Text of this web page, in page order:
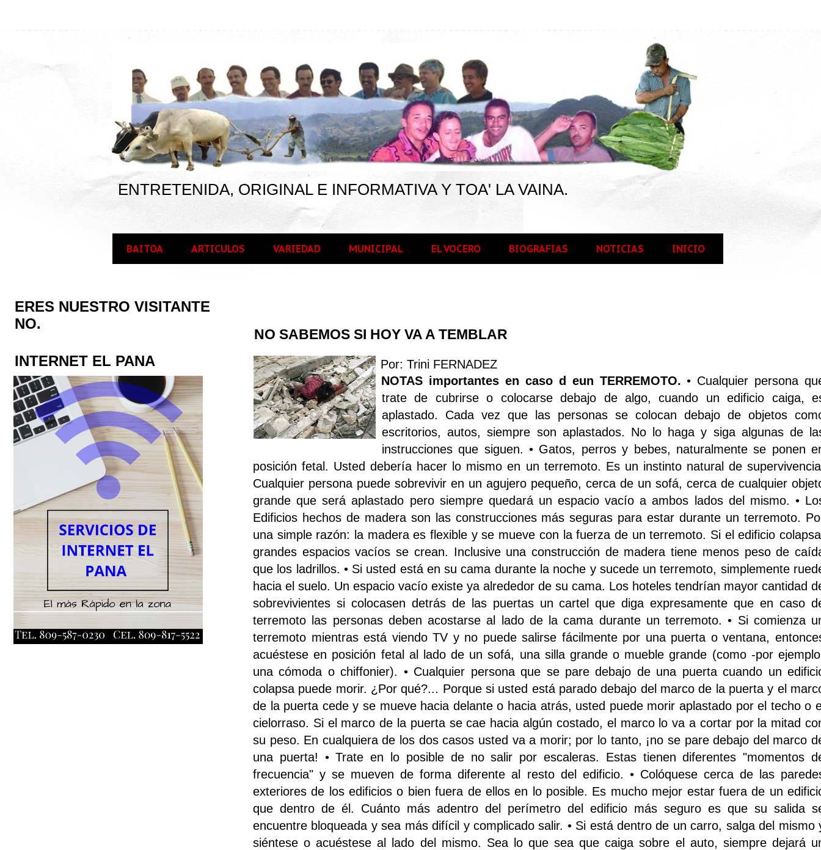
ENTRETENIDA, ORIGINAL E INFORMATIVA Y TOA' LA VAINA.
BAITOA ARTICULOS VARIEDAD MUNICIPAL EL VOCERO BIOGRAFIAS NOTICIAS INICIO
NO SABEMOS SI HOY VA A TEMBLAR
Por: Trini FERNADEZ
NOTAS importantes en caso d eun TERREMOTO.• Cualquier persona
trate de cubrirse o colocarse debajo de algo, cuando un edificio caiga,
aplastado. Cada vez que las personas se colocan debajo de objetos
escritorios, autos, siempre son aplastados. No lo haga y siga algunas de
instrucciones que siguen. • Gatos, perros y bebes, naturalmente se ponen
posición fetal. Usted debería hacer lo mismo en un terremoto. Es un instinto natural de
Cualquier persona puede sobrevivir en un agujero pequeño, cerca de un sofá, cerca de cualquier
grande que será aplastado pero siempre quedará un espacio vacío a ambos lados del mismo. •
Edificios hechos de madera son las construcciones más seguras para estar durante un terremoto.
una simple razón: la madera es flexible y se mueve con la fuerza de un terremoto. Si el edificio
grandes espacios vacíos se crean. Inclusive una construcción de madera tiene menos peso de
que los ladrillos. • Si usted está en su cama durante la noche y sucede un terremoto, simplemente
hacia el suelo. Un espacio vacío existe ya alrededor de su cama. Los hoteles tendrían mayor cantidad
sobrevivientes si colocasen detrás de las puertas un cartel que diga expresamente que en caso
terremoto las personas deben acostarse al lado de la cama durante un terremoto. • Si comienza
terremoto mientras está viendo TV y no puede salirse fácilmente por una puerta o ventana,
acuéstese en posición fetal al lado de un sofá, una silla grande o mueble grande (como -por
una cómoda o chiffonier). • Cualquier persona que se pare debajo de una puerta cuando un
colapsa puede morir. ¿Por qué?... Porque si usted está parado debajo del marco de la puerta y el
de la puerta cede y se mueve hacia delante o hacia atrás, usted puede morir aplastado por el techo o
cielorraso. Si el marco de la puerta se cae hacia algún costado, el marco lo va a cortar por la mitad
su peso. En cualquiera de los dos casos usted va a morir; por lo tanto, ¡no se pare debajo del marco
una puerta! • Trate en lo posible de no salir por escaleras. Estas tienen diferentes "momentos
frecuencia" y se mueven de forma diferente al resto del edificio. • Colóquese cerca de las
exteriores de los edificios o bien fuera de ellos en lo posible. Es mucho mejor estar fuera de un
que dentro de él. Cuánto más adentro del perímetro del edificio más seguro es que su salida
encuentre bloqueada y sea más difícil y complicado salir. • Si está dentro de un carro, salga del mismo
siéntese o acuéstese al lado del mismo. Sea lo que sea que caiga sobre el auto, siempre dejará
ERES NUESTRO VISITANTE
NO.
INTERNET EL PANA